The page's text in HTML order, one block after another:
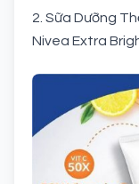
2. Sữa Dưỡng
Nivea Extra